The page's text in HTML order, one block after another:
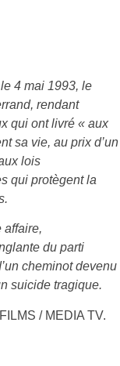
4 mai 1993, le
rendant
qui ont livré « aux
sa vie, au prix d’un
lois
qui protègent la
affaire,
du parti
cheminot devenu
suicide tragique.
/ MEDIA TV.